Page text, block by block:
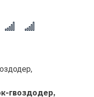
гвоздодер,